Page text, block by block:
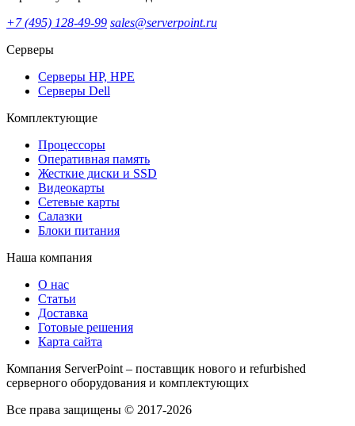
+7 (495) 128-49-99 sales@serverpoint.ru
Серверы
Серверы HP, HPE
Серверы Dell
Комплектующие
Процессоры
Оперативная память
Жесткие диски и SSD
Видеокарты
Сетевые карты
Салазки
Блоки питания
Наша компания
О нас
Статьи
Доставка
Готовые решения
Карта сайта
Компания ServerPoint – поставщик нового и refurbished
серверного оборудования и комплектующих
Все права защищены © 2017-2026